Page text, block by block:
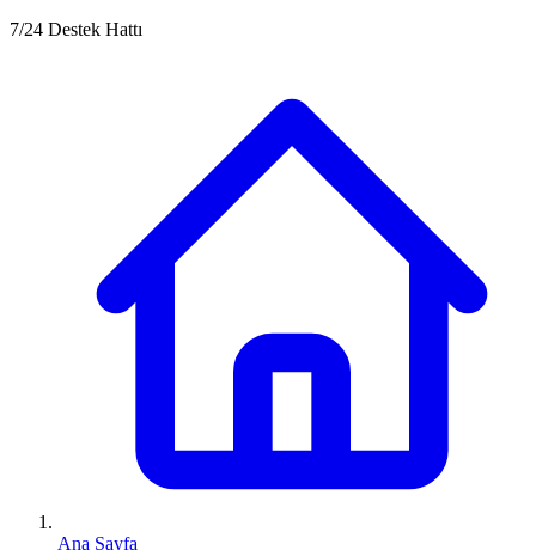
7/24 Destek Hattı
Ana Sayfa